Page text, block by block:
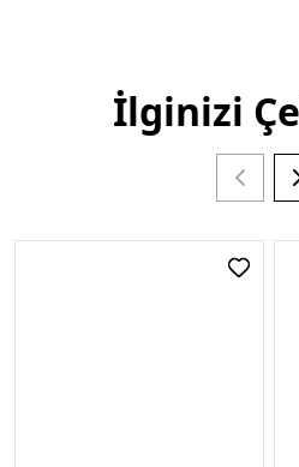
İlginizi